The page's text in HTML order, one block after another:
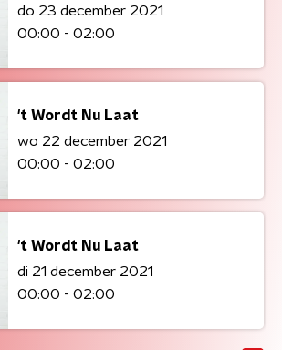
do 23 december 2021
00:00 - 02:00
't Wordt Nu Laat
wo 22 december 2021
00:00 - 02:00
't Wordt Nu Laat
di 21 december 2021
00:00 - 02:00